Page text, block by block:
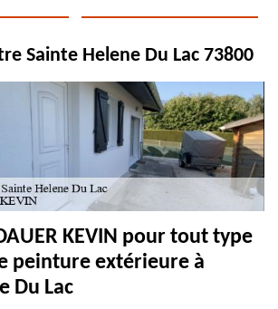
Sainte Helene Du Lac 73800
KEVIN pour tout type
peinture extérieure à
Du Lac